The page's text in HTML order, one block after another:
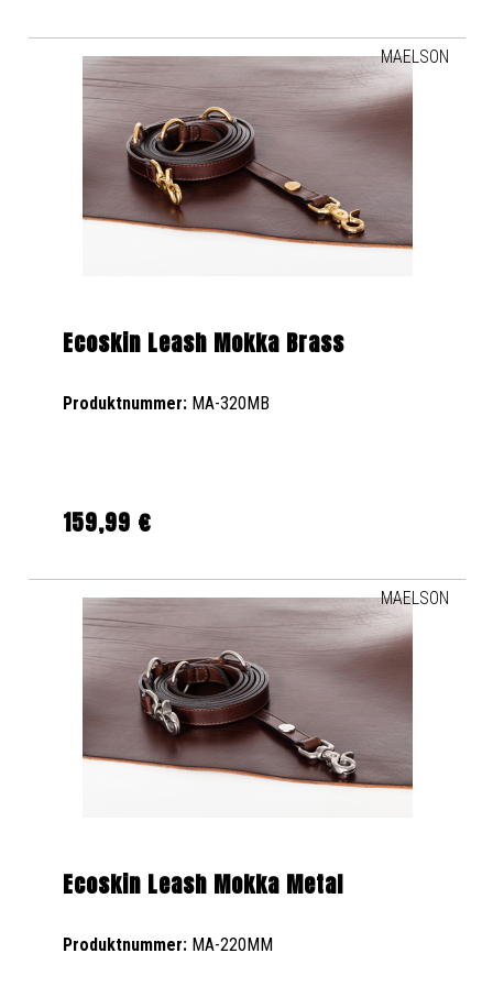
Ecoskin Leash Mokka Brass
Produktnummer: MA-320MB
MAELSON
Regulärer Preis:
159,99 €
Ecoskin Leash Mokka Metal
Produktnummer: MA-220MM
MAELSON